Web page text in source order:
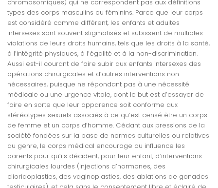
chromosomiques) qui ne correspondent pas aux définitions
types des corps masculins ou féminins. Parce que leur corps
est considéré comme différent, les enfants et adultes
intersexes sont souvent stigmatisés et subissent de multiples
violations de leurs droits humains, tels que les droits à la santé,
à l’intégrité physiques, à l’égalité et à la non-discrimination.
Aussi est-il courant de faire subir aux enfants intersexes des
opérations chirurgicales et d’autres interventions non
nécessaires, puisque ne répondant pas à une nécessité
médicale ou une urgence vitale, dont le but est d’essayer de
faire en sorte que leur apparence soit conforme aux
stéréotypes sexuels associés à ce qu’est censé être un corps
de femme et un corps d’homme. Cédant aux pressions de la
société fondées sur la base de normes culturelles ou relatives
au genre, le corps médical encourage ou influence les
parents pour qu’ils décident, pour leur enfant, d’interventions
chirurgicales lourdes (injections d’hormones, des
clioridoplasties, des vaginoplasties, des ablations de gonades